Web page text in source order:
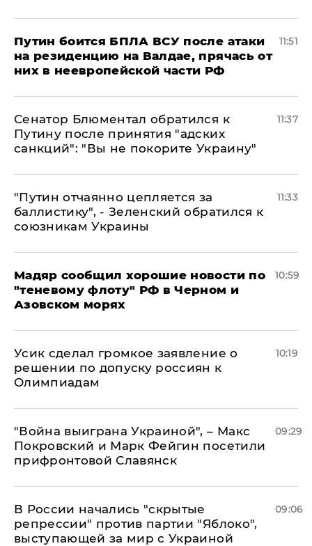
Путин боится БПЛА ВСУ после атаки
на резиденцию на Валдае, прячась от
них в неевропейской части РФ
11:51
Сенатор Блюментал обратился к
Путину после принятия "адских
санкций": "Вы не покорите Украину"
11:37
"Путин отчаянно цепляется за
баллистику", - Зеленский обратился к
союзникам Украины
11:33
Мадяр сообщил хорошие новости по
"теневому флоту" РФ в Черном и
Азовском морях
10:59
Усик сделал громкое заявление о
решении по допуску россиян к
Олимпиадам
10:19
"Война выиграна Украиной", – Макс
Покровский и Марк Фейгин посетили
прифронтовой Славянск
09:29
В России начались "скрытые
репрессии" против партии "Яблоко",
выступающей за мир с Украиной
09:06